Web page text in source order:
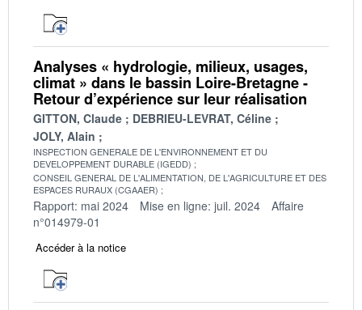
Analyses « hydrologie, milieux, usages,
climat » dans le bassin Loire-Bretagne -
Retour d’expérience sur leur réalisation
GITTON, Claude
DEBRIEU-LEVRAT, Céline
JOLY, Alain
INSPECTION GENERALE DE L'ENVIRONNEMENT ET DU
DEVELOPPEMENT DURABLE (IGEDD)
CONSEIL GENERAL DE L'ALIMENTATION, DE L'AGRICULTURE ET DES
ESPACES RURAUX (CGAAER)
Rapport: mai 2024 Mise en ligne: juil. 2024
Affaire
n°014979-01
Accéder à la notice